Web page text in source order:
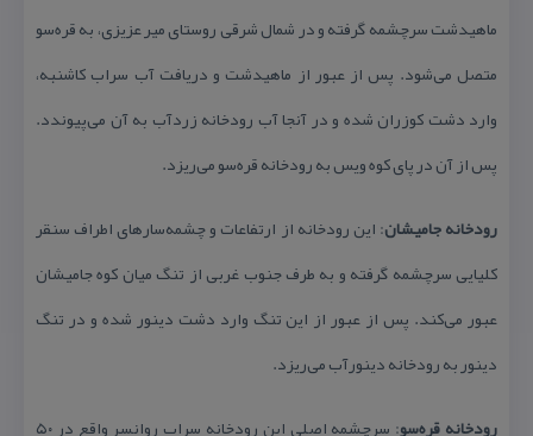
ماهیدشت سرچشمه گرفته و در شمال شرقی روستای میر عزیزی، به قره‌سو
متصل می‌شود. پس از عبور از ماهیدشت و دریافت آب سراب كاشنبه،
وارد دشت كوزران شده و در آنجا آب رودخانه زردآب به آن می‌پیوندد.
پس از آن در پای كوه ویس به رودخانه قره‌سو می‌ریزد.
رودخانه جامیشان: این رودخانه از ارتفاعات و چشمه‌سارهای اطراف سنقر
كلیایی سرچشمه گرفته و به طرف جنوب غربی از تنگ میان كوه جامیشان
عبور می‌كند. پس از عبور از این تنگ وارد دشت دینور شده و در تنگ
دینور به رودخانه دینورآب می‌ریزد.
رودخانه قره‌سو
: سرچشمه اصلی این رودخانه سراب روانسر واقع در ۵۰